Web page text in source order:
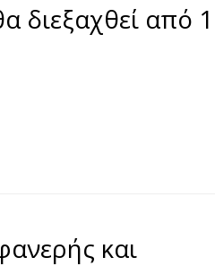
διεξαχθεί από
και